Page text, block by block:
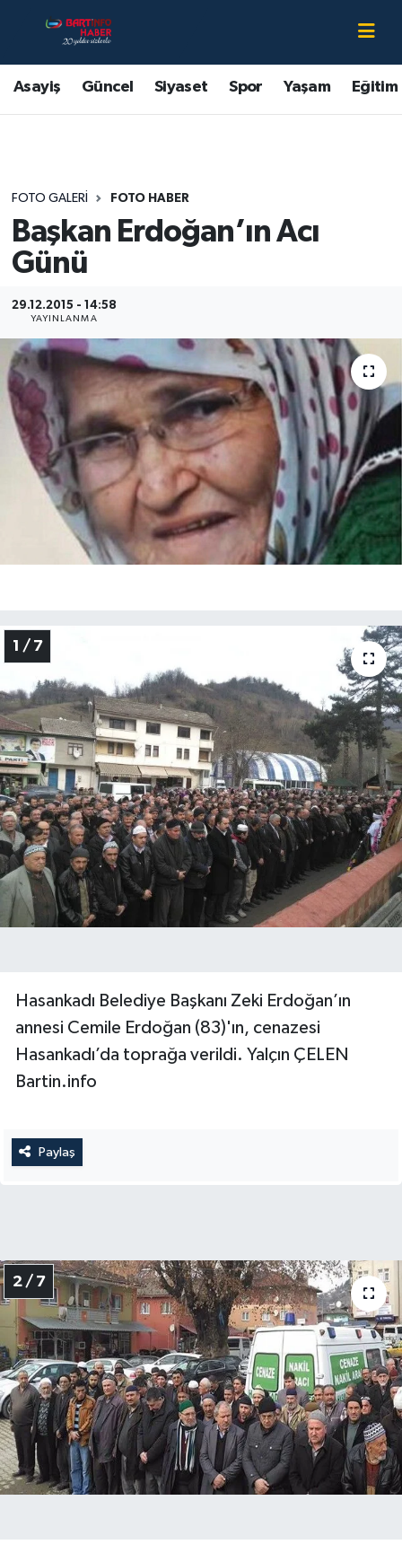
Asayiş Güncel Siyaset Spor Yaşam Eğitim
FOTO GALERI FOTO HABER
Başkan Erdoğan’ın Acı
Günü
29.12.2015 - 14:58
YAYINLANMA
1 / 7
Hasankadı Belediye Başkanı Zeki Erdoğan’ın
annesi Cemile Erdoğan (83)'ın, cenazesi
Hasankadı’da toprağa verildi. Yalçın ÇELEN
Bartin.info
Paylaş
2 / 7
Asayiş
Bartın Hakkında
Eğitim
Ekonomi
Güncel
Kültür-Sanat
Magazin
Medya
Sağlık
Sinema
Spor
Tarım
Turizm
Yaşam
Yerel Yönetimler
DÜNYA
Bartın Nöbetçi Eczaneler
Bartın Hava Durumu
Bartın Trafik Yoğunluk Haritası
Süper Lig Puan Durumu ve Fikstür
Tüm Manşetler
Son Dakika Haberleri
Haber Arşivi